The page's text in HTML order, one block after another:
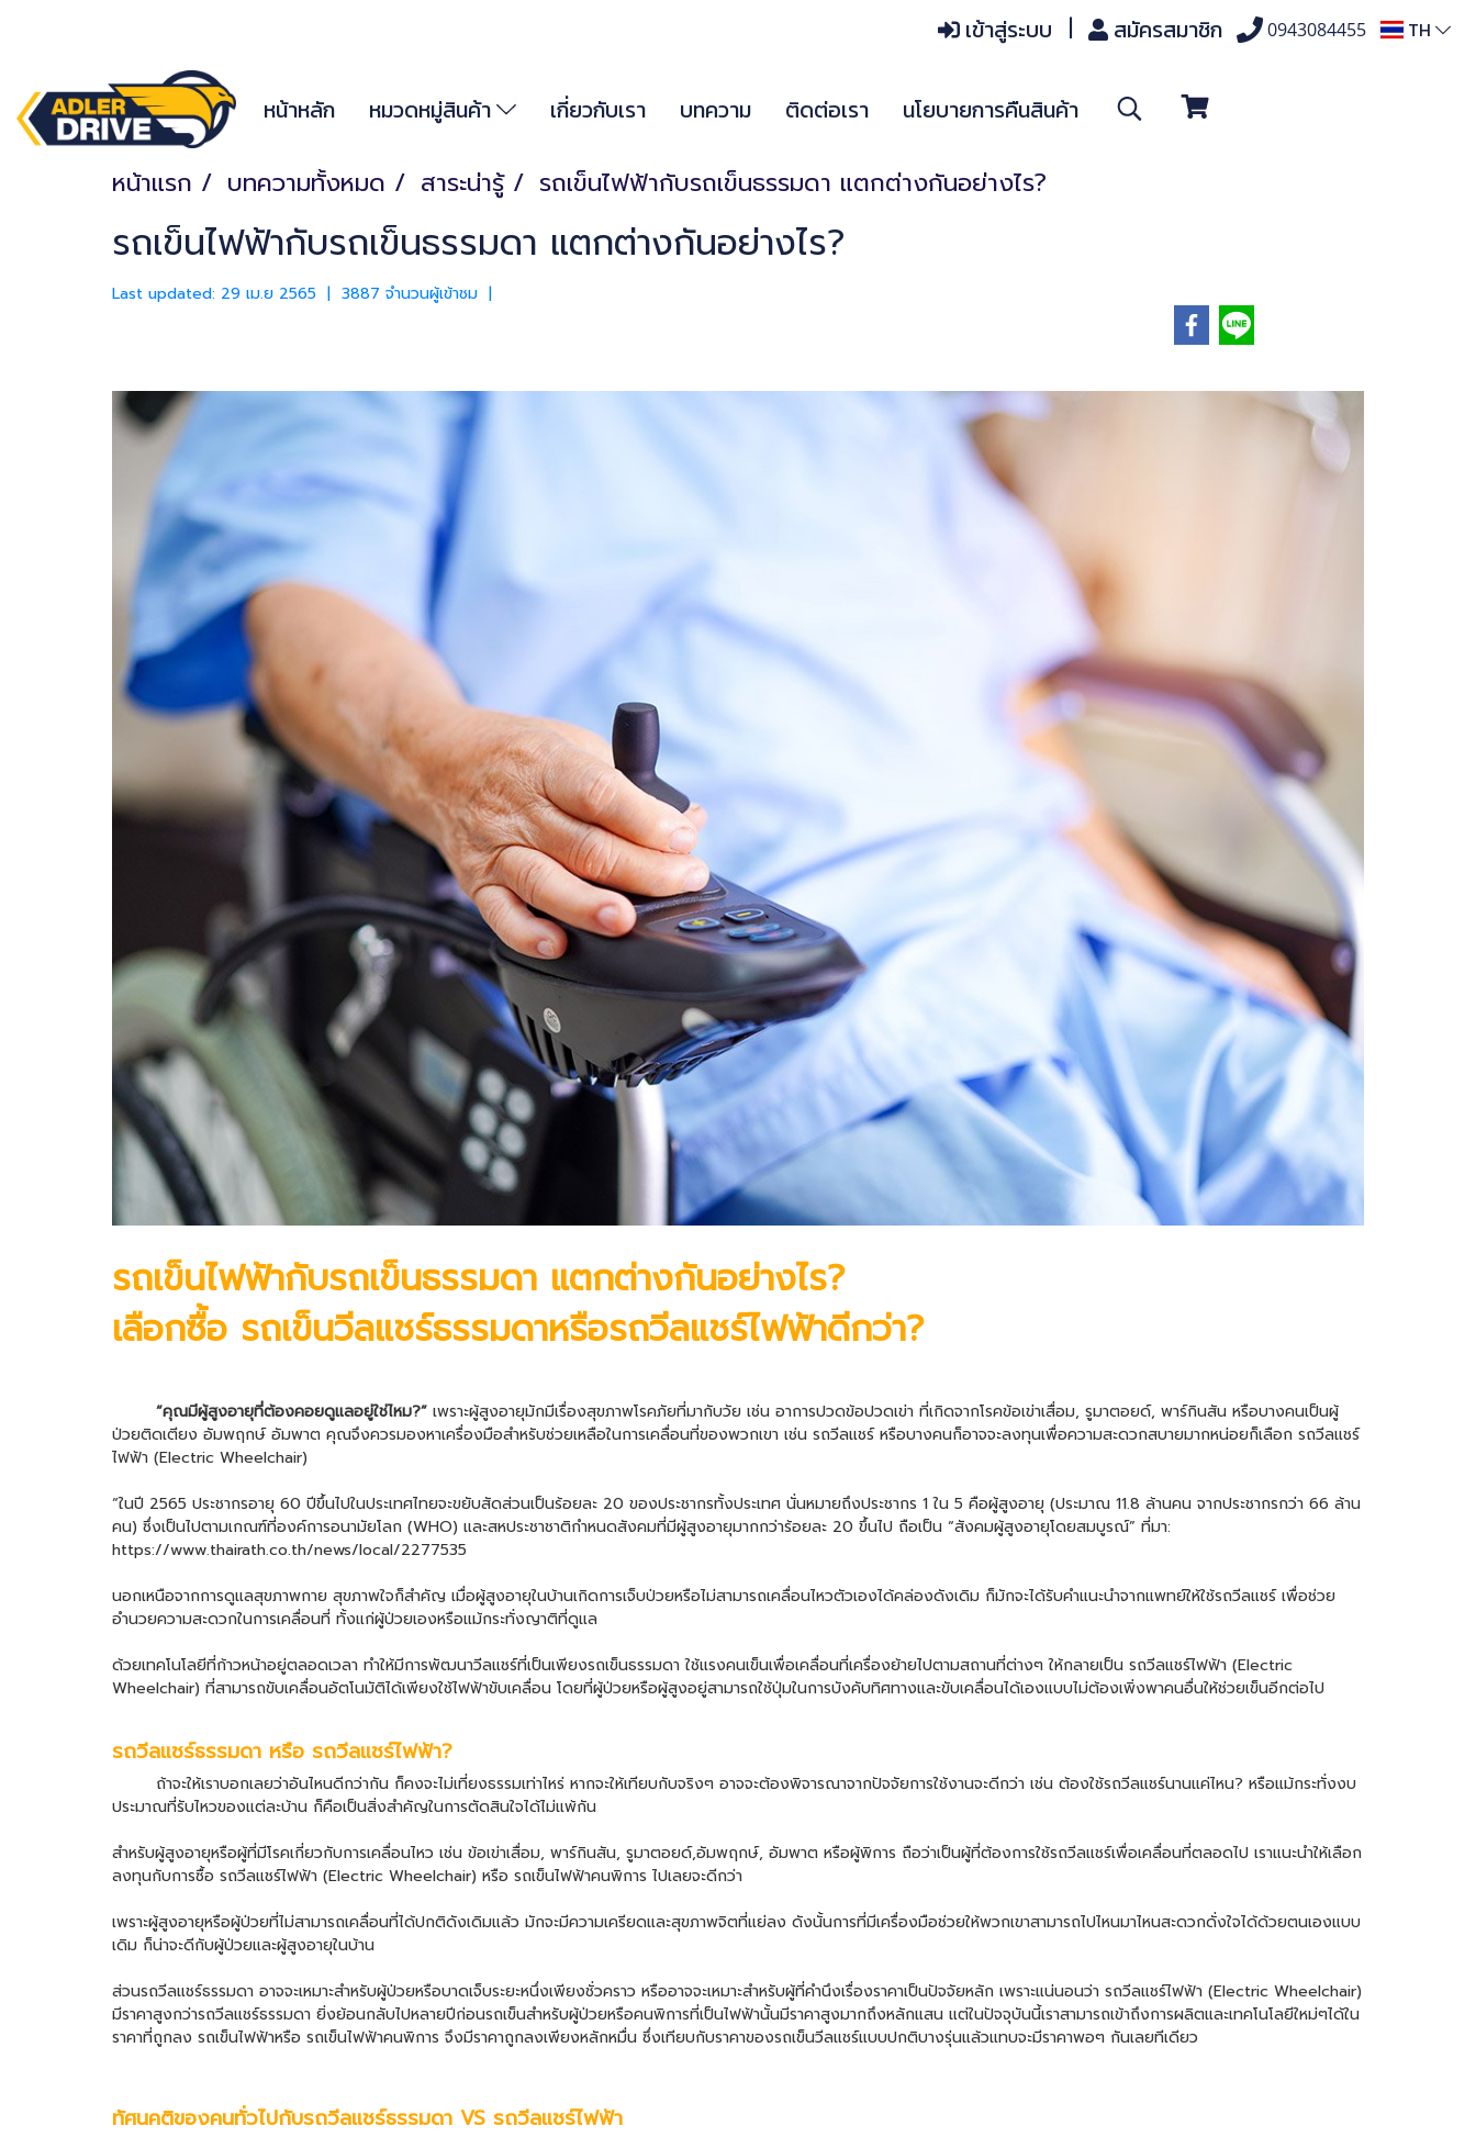
เข้าสู่ระบบ สมัครสมาชิก 0943084455 TH
หน้าหลัก หมวดหมู่สินค้า เกี่ยวกับเรา บทความ ติดต่อเรา นโยบายการคืนสินค้า
หน้าแรก บทความทั้งหมด สาระน่ารู้ รถเข็นไฟฟ้ากับรถเข็นธรรมดา แตกต่างกันอย่างไร?
รถเข็นไฟฟ้ากับรถเข็นธรรมดา แตกต่างกันอย่างไร?
Last updated: 29 เม.ย 2565 | 3887 จำนวนผู้เข้าชม |
รถเข็นไฟฟ้ากับรถเข็นธรรมดา แตกต่างกันอย่างไร?
เลือกซื้อ รถเข็นวีลแชร์ธรรมดาหรือรถวีลแชร์ไฟฟ้าดีกว่า?
“คุณมีผู้สูงอายุที่ต้องคอยดูแลอยู่ใช่ไหม?” เพราะผู้สูงอายุมักมีเรื่องสุขภาพโรคภัยที่มากับวัย เช่น อาการปวดข้อปวดเข่า ที่เกิดจากโรคข้อเข่าเสื่อม, รูมาตอยด์, พาร์กินสัน หรือบางคนเป็นผู้
ป่วยติดเตียง อัมพฤกษ์ อัมพาต คุณจึงควรมองหาเครื่องมือสำหรับช่วยเหลือในการเคลื่อนที่ของพวกเขา เช่น รถวีลแชร์ หรือบางคนก็อาจจะลงทุนเพื่อความสะดวกสบายมากหน่อยก็เลือก รถวีลแชร์
ไฟฟ้า (Electric Wheelchair)
“ในปี 2565 ประชากรอายุ 60 ปีขึ้นไปในประเทศไทยจะขยับสัดส่วนเป็นร้อยละ 20 ของประชากรทั้งประเทศ นั่นหมายถึงประชากร 1 ใน 5 คือผู้สูงอายุ (ประมาณ 11.8 ล้านคน จากประชากรกว่า 66 ล้าน
คน) ซึ่งเป็นไปตามเกณฑ์ที่องค์การอนามัยโลก (WHO) และสหประชาชาติกำหนดสังคมที่มีผู้สูงอายุมากกว่าร้อยละ 20 ขึ้นไป ถือเป็น “สังคมผู้สูงอายุโดยสมบูรณ์” ที่มา:
https://www.thairath.co.th/news/local/2277535
นอกเหนือจากการดูแลสุขภาพกาย สุขภาพใจก็สำคัญ เมื่อผู้สูงอายุในบ้านเกิดการเจ็บป่วยหรือไม่สามารถเคลื่อนไหวตัวเองได้คล่องดังเดิม ก็มักจะได้รับคำแนะนำจากแพทย์ให้ใช้รถวีลแชร์ เพื่อช่วย
อำนวยความสะดวกในการเคลื่อนที่ ทั้งแก่ผู้ป่วยเองหรือแม้กระทั่งญาติที่ดูแล
ด้วยเทคโนโลยีที่ก้าวหน้าอยู่ตลอดเวลา ทำให้มีการพัฒนาวีลแชร์ที่เป็นเพียงรถเข็นธรรมดา ใช้แรงคนเข็นเพื่อเคลื่อนที่เครื่องย้ายไปตามสถานที่ต่างๆ ให้กลายเป็น รถวีลแชร์ไฟฟ้า (Electric
Wheelchair) ที่สามารถขับเคลื่อนอัตโนมัติได้เพียงใช้ไฟฟ้าขับเคลื่อน โดยที่ผู้ป่วยหรือผู้สูงอยู่สามารถใช้ปุ่มในการบังคับทิศทางและขับเคลื่อนได้เองแบบไม่ต้องเพิ่งพาคนอื่นให้ช่วยเข็นอีกต่อไป
รถวีลแชร์ธรรมดา หรือ รถวีลแชร์ไฟฟ้า?
ถ้าจะให้เราบอกเลยว่าอันไหนดีกว่ากัน ก็คงจะไม่เที่ยงธรรมเท่าไหร่ หากจะให้เทียบกับจริงๆ อาจจะต้องพิจารณาจากปัจจัยการใช้งานจะดีกว่า เช่น ต้องใช้รถวีลแชร์นานแค่ไหน? หรือแม้กระทั่งงบ
ประมาณที่รับไหวของแต่ละบ้าน ก็คือเป็นสิ่งสำคัญในการตัดสินใจได้ไม่แพ้กัน
สำหรับผู้สูงอายุหรือผู้ที่มีโรคเกี่ยวกับการเคลื่อนไหว เช่น ข้อเข่าเสื่อม, พาร์กินสัน, รูมาตอยด์,อัมพฤกษ์, อัมพาต หรือผู้พิการ ถือว่าเป็นผู้ที่ต้องการใช้รถวีลแชร์เพื่อเคลื่อนที่ตลอดไป เราแนะนำให้เลือก
ลงทุนกับการซื้อ รถวีลแชร์ไฟฟ้า (Electric Wheelchair) หรือ รถเข็นไฟฟ้าคนพิการ ไปเลยจะดีกว่า
เพราะผู้สูงอายุหรือผู้ป่วยที่ไม่สามารถเคลื่อนที่ได้ปกติดังเดิมแล้ว มักจะมีความเครียดและสุขภาพจิตที่แย่ลง ดังนั้นการที่มีเครื่องมือช่วยให้พวกเขาสามารถไปไหนมาไหนสะดวกดั่งใจได้ด้วยตนเองแบบ
เดิม ก็น่าจะดีกับผู้ป่วยและผู้สูงอายุในบ้าน
ส่วนรถวีลแชร์ธรรมดา อาจจะเหมาะสำหรับผู้ป่วยหรือบาดเจ็บระยะหนึ่งเพียงชั่วคราว หรืออาจจะเหมาะสำหรับผู้ที่คำนึงเรื่องราคาเป็นปัจจัยหลัก เพราะแน่นอนว่า รถวีลแชร์ไฟฟ้า (Electric Wheelchair)
มีราคาสูงกว่ารถวีลแชร์ธรรมดา ยิ่งย้อนกลับไปหลายปีก่อนรถเข็นสำหรับผู้ป่วยหรือคนพิการที่เป็นไฟฟ้านั้นมีราคาสูงมากถึงหลักแสน แต่ในปัจจุบันนี้เราสามารถเข้าถึงการผลิตและเทคโนโลยีใหม่ๆได้ใน
ราคาที่ถูกลง รถเข็นไฟฟ้าหรือ รถเข็นไฟฟ้าคนพิการ จึงมีราคาถูกลงเพียงหลักหมื่น ซึ่งเทียบกับราคาของรถเข็นวีลแชร์แบบปกติบางรุ่นแล้วแทบจะมีราคาพอๆ กันเลยทีเดียว
ทัศนคติของคนทั่วไปกับรถวีลแชร์ธรรมดา VS รถวีลแชร์ไฟฟ้า